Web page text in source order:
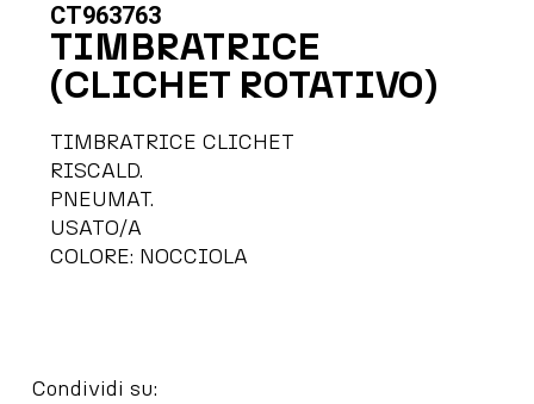
CT963763
TIMBRATRICE
(CLICHET ROTATIVO)
TIMBRATRICE CLICHET
RISCALD.
PNEUMAT.
USATO/A
COLORE: NOCCIOLA
Condividi su: